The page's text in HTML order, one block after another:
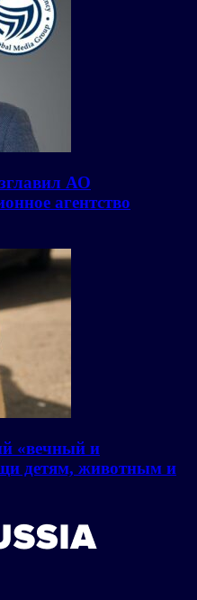
АО
агентство
«вечный и
детям, животным и